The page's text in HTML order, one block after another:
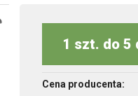
1 szt. do 5
Cena producenta: